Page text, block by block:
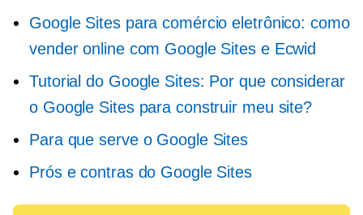
Google Sites para comércio eletrônico: como
vender online com Google Sites e Ecwid
Tutorial do Google Sites: Por que considerar
o Google Sites para construir meu site?
Para que serve o Google Sites
Prós e contras do Google Sites